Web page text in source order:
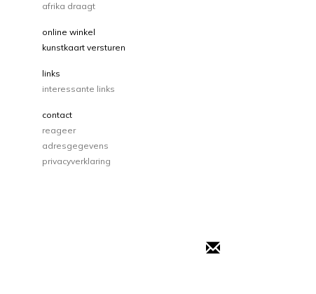
afrika draagt
online winkel
kunstkaart versturen
links
interessante links
contact
reageer
adresgegevens
privacyverklaring